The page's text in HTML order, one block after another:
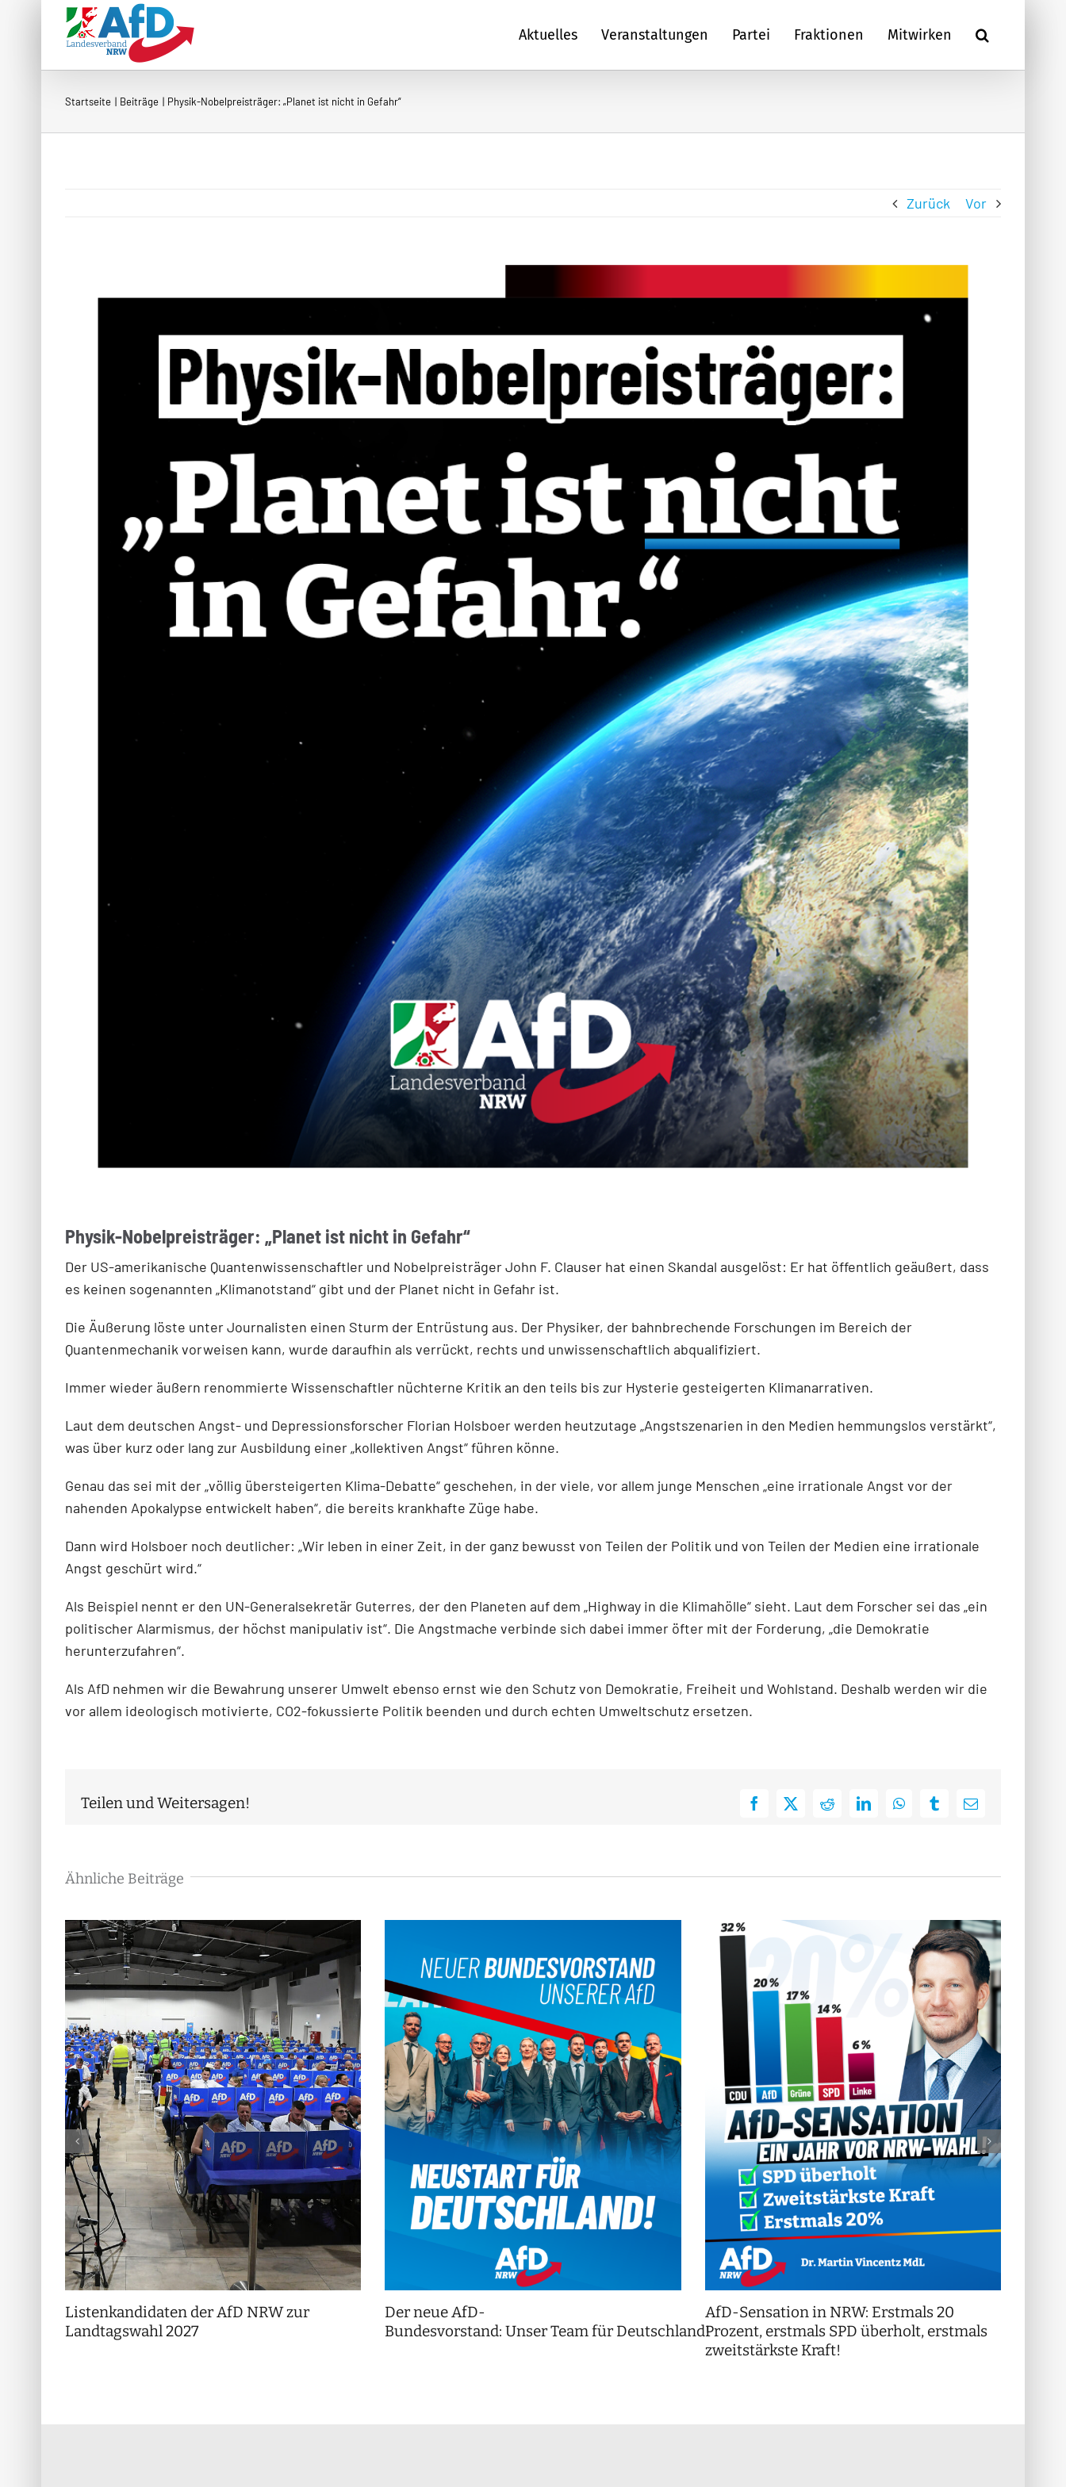
Aktuelles Veranstaltungen Partei Fraktionen Mitwirken
Startseite Beiträge Physik-Nobelpreisträger: „Planet ist nicht in Gefahr“
Zurück Vor
Physik-Nobelpreisträger: „Planet ist nicht in Gefahr“
Der US-amerikanische Quantenwissenschaftler und Nobelpreisträger John F. Clauser hat einen Skandal ausgelöst: Er hat öffentlich geäußert, dass
es keinen sogenannten „Klimanotstand“ gibt und der Planet nicht in Gefahr ist.
Die Äußerung löste unter Journalisten einen Sturm der Entrüstung aus. Der Physiker, der bahnbrechende Forschungen im Bereich der
Quantenmechanik vorweisen kann, wurde daraufhin als verrückt, rechts und unwissenschaftlich abqualifiziert.
Immer wieder äußern renommierte Wissenschaftler nüchterne Kritik an den teils bis zur Hysterie gesteigerten Klimanarrativen.
Laut dem deutschen Angst- und Depressionsforscher Florian Holsboer werden heutzutage „Angstszenarien in den Medien hemmungslos verstärkt“,
was über kurz oder lang zur Ausbildung einer „kollektiven Angst“ führen könne.
Genau das sei mit der „völlig übersteigerten Klima-Debatte“ geschehen, in der viele, vor allem junge Menschen „eine irrationale Angst vor der
nahenden Apokalypse entwickelt haben“, die bereits krankhafte Züge habe.
Dann wird Holsboer noch deutlicher: „Wir leben in einer Zeit, in der ganz bewusst von Teilen der Politik und von Teilen der Medien eine irrationale
Angst geschürt wird.“
Als Beispiel nennt er den UN-Generalsekretär Guterres, der den Planeten auf dem „Highway in die Klimahölle“ sieht. Laut dem Forscher sei das „ein
politischer Alarmismus, der höchst manipulativ ist“. Die Angstmache verbinde sich dabei immer öfter mit der Forderung, „die Demokratie
herunterzufahren“.
Als AfD nehmen wir die Bewahrung unserer Umwelt ebenso ernst wie den Schutz von Demokratie, Freiheit und Wohlstand. Deshalb werden wir die
vor allem ideologisch motivierte, CO2-fokussierte Politik beenden und durch echten Umweltschutz ersetzen.
Teilen und Weitersagen! Facebook
X RedditLinkedInWhatsAppTumblrE-
Ähnliche Beiträge
Listenkandidaten der AfD NRW zur
Landtagswahl 2027
Der neue AfD-
Bundesvorstand: Unser Team für Deutschland!
AfD-Sensation in NRW: Erstmals 20
Prozent, erstmals SPD überholt, erstmals
zweitstärkste Kraft!